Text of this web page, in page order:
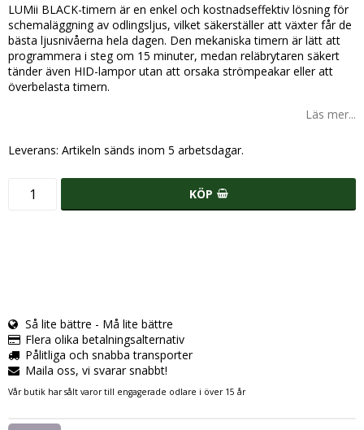
LUMii BLACK-timern är en enkel och kostnadseffektiv lösning för
schemaläggning av odlingsljus, vilket säkerställer att växter får de
bästa ljusnivåerna hela dagen. Den mekaniska timern är lätt att
programmera i steg om 15 minuter, medan reläbrytaren säkert
tänder även HID-lampor utan att orsaka strömpeakar eller att
överbelasta timern.
Läs mer...
Leverans: Artikeln sänds inom 5 arbetsdagar.
KÖP
Så lite bättre - Må lite bättre
Flera olika betalningsalternativ
Pålitliga och snabba transporter
Maila oss, vi svarar snabbt!
Vår butik har sålt varor till engagerade odlare i över 15 år